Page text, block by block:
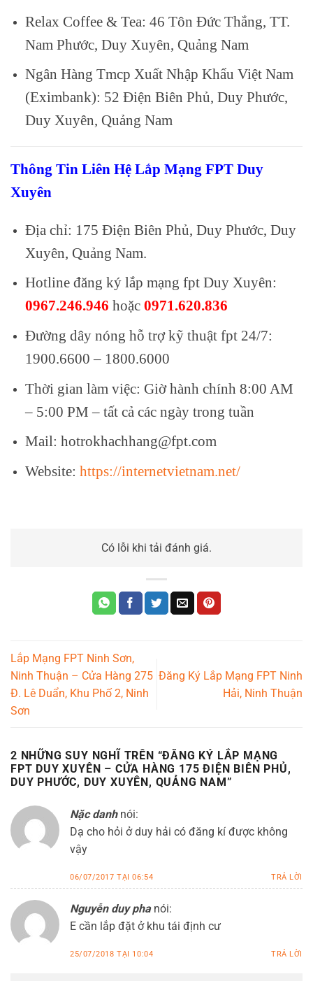
Relax Coffee & Tea: 46 Tôn Đức Thắng, TT.
Nam Phước, Duy Xuyên, Quảng Nam
Ngân Hàng Tmcp Xuất Nhập Khẩu Việt Nam
(Eximbank): 52 Điện Biên Phủ, Duy Phước,
Duy Xuyên, Quảng Nam
Thông Tin Liên Hệ Lắp Mạng FPT Duy
Xuyên
Địa chỉ: 175 Điện Biên Phủ, Duy Phước, Duy
Xuyên, Quảng Nam.
Hotline đăng ký lắp mạng fpt Duy Xuyên:
0967.246.946 hoặc 0971.620.836
Đường dây nóng hỗ trợ kỹ thuật fpt 24/7:
1900.6600 – 1800.6000
Thời gian làm việc: Giờ hành chính 8:00 AM
– 5:00 PM – tất cả các ngày trong tuần
Mail: hotrokhachhang@fpt.com
Website: https://internetvietnam.net/
Có lỗi khi tải đánh giá.
Lắp Mạng FPT Ninh Sơn,
Ninh Thuận – Cửa Hàng 275
Đ. Lê Duẩn, Khu Phố 2, Ninh
Sơn
Đăng Ký Lắp Mạng FPT Ninh
Hải, Ninh Thuận
2 NHỮNG SUY NGHĨ TRÊN “ĐĂNG KÝ LẮP MẠNG
FPT DUY XUYÊN – CỬA HÀNG 175 ĐIỆN BIÊN PHỦ,
DUY PHƯỚC, DUY XUYÊN, QUẢNG NAM”
Nặc danh nói:
Dạ cho hỏi ở duy hải có đăng kí được không
vậy
06/07/2017 TẠI 06:54 TRẢ LỜI
Nguyễn duy pha nói:
E cần lắp đặt ở khu tái định cư
25/07/2018 TẠI 10:04 TRẢ LỜI